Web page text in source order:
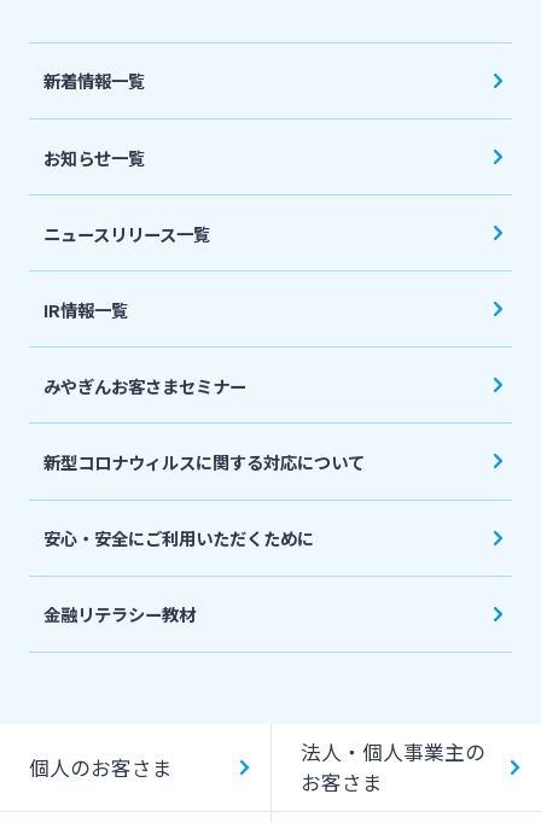
株主・投資家の皆さま
ニュースリリース一覧
採用情報
新着情報一覧
お知らせ一覧
ニュースリリース一覧
IR情報一覧
みやぎんお客さまセミナー
新型コロナウィルスに関する対応について
安心・安全にご利用いただくために
金融リテラシー教材
個人のお客さま
法人・個人事業主の
お客さま